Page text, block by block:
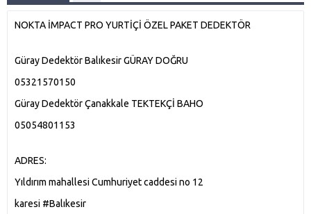
NOKTA İMPACT PRO YURTİÇİ ÖZEL PAKET DEDEKTÖR
Güray Dedektör Balıkesir GÜRAY DOĞRU
05321570150
Güray Dedektör Çanakkale TEKTEKÇİ BAHO
05054801153
ADRES:
Yıldırım mahallesi Cumhuriyet caddesi no 12
karesi #Balıkesir